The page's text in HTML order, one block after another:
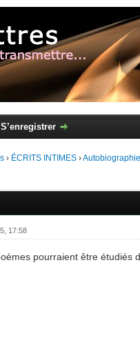
S’enregistrer
› ÉCRITS INTIMES ›Autobiographie
17:58
pourraient être étudiés